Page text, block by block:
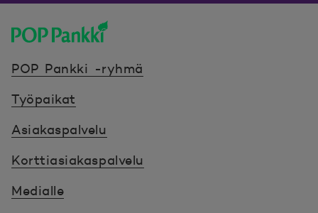
POP Pankki -ryhmä
Työpaikat
Asiakaspalvelu
Korttiasiakaspalvelu
Medialle